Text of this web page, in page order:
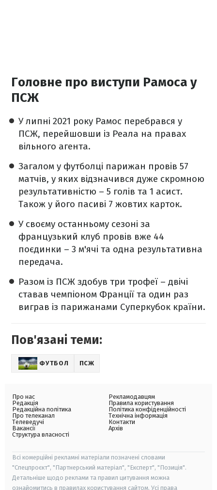
Головне про виступи Рамоса у
ПСЖ
У липні 2021 року Рамос перебрався у
ПСЖ, перейшовши із Реала на правах
вільного агента.
Загалом у футболці парижан провів 57
матчів, у яких відзначився дуже скромною
результативністю – 5 голів та 1 асист.
Також у його пасиві 7 жовтих карток.
У своєму останньому сезоні за
французький клуб провів вже 44
поєдинки – 3 м'ячі та одна результативна
передача.
Разом із ПСЖ здобув три трофеї – двічі
ставав чемпіоном Франції та один раз
виграв із парижанами Суперкубок країни.
Пов'язані теми:
ФУТБОЛ ПСЖ
Про нас
Редакція
Редакційна політика
Про телеканал
Телеведучі
Вакансії
Структура власності
Рекламодавцям
Правила користування
Політика конфіденційності
Технічна інформація
Контакти
Архів
Всі комерційні рекламні матеріали позначені словами
"Спецпроєкт", "Партнерський матеріал", "Експерт", "Позиція".
Детальніше щодо реклами та правил цитування можна
ознайомитись в правилах користування сайтом. Усі права